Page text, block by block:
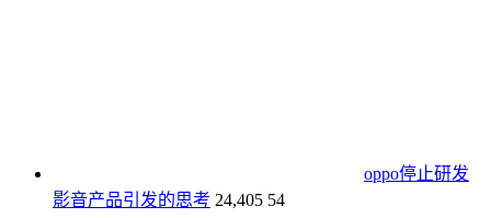
oppo停止研发
影音产品引发的思考 24,405 54